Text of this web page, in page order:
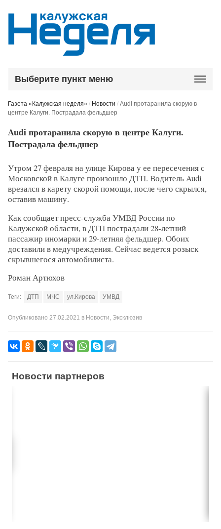
Выберите пункт меню
Газета «Калужская неделя» / Новости /Audi протаранила скорую в
центре Калуги. Пострадала фельдшер
Audi протаранила скорую в центре Калуги.
Пострадала фельдшер
Утром 27 февраля на улице Кирова у ее пересечения с
Московской в Калуге произошло ДТП. Водитель Audi
врезался в карету скорой помощи, после чего скрылся,
оставив машину.
Как сообщает пресс-служба УМВД России по
Калужской области, в ДТП пострадали 28-летний
пассажир иномарки и 29-летняя фельдшер. Обоих
доставили в медучреждения. Сейчас ведется розыск
скрывшегося автомобилиста.
Роман Артюхов
Теги: ДТП МЧС ул.Кирова УМВД
Опубликовано 27.02.2021 в Новости, Эксклюзив
Новости партнеров